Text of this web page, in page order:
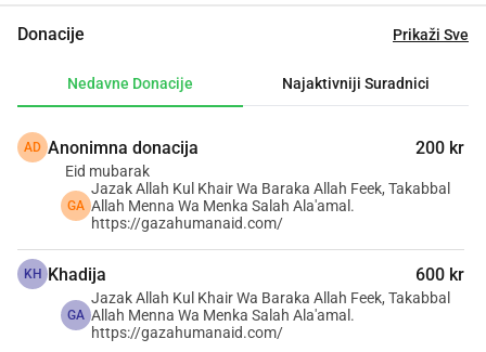
područja, preuzeli smo inicijativu da ostvarimo opipljivu
Gaze te smo odlučili voditi primjerom.
Naš predani tim posvećen je jačanju naše misije i
osiguravanju što je moguće više podrške. Naš fokus
uključuje pružanje osnovnih potrepština i usluga djeci,
ženama, starijim osobama i ozlijeđenima. Trenutno
prikupljamo sredstva za bušenje bunara, implementaciju
rješenja solarne energije za vodene pumpe i opskrbu
električnom energijom za punjenje mobilnih telefona i
osvjetljavanje skloništa.
Donacije Prikaži Sve
Nedavne Donacije Najaktivniji Suradnici
AD Anonimna donacija 200 kr
Eid mubarak
GA
Jazak Allah Kul Khair Wa Baraka Allah Feek, Takabbal
Allah Menna Wa Menka Salah Ala'amal.
https://gazahumanaid.com/
KH Khadija 600 kr
GA
Jazak Allah Kul Khair Wa Baraka Allah Feek, Takabbal
Allah Menna Wa Menka Salah Ala'amal.
https://gazahumanaid.com/